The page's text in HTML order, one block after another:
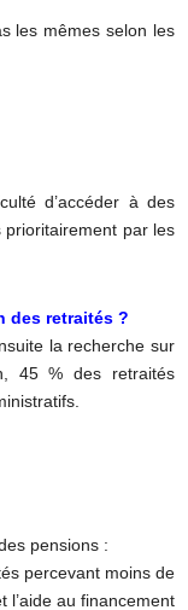
les mêmes selon les
d’accéder à des
par les
des retraités ?
la recherche sur
45 % des retraités
pensions :
percevant moins de
l’aide au financement